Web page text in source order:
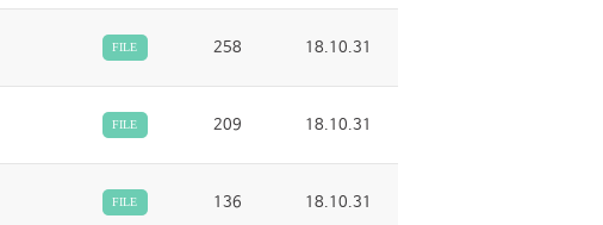
FILE 258 18.10.31
FILE 209 18.10.31
FILE 136 18.10.31